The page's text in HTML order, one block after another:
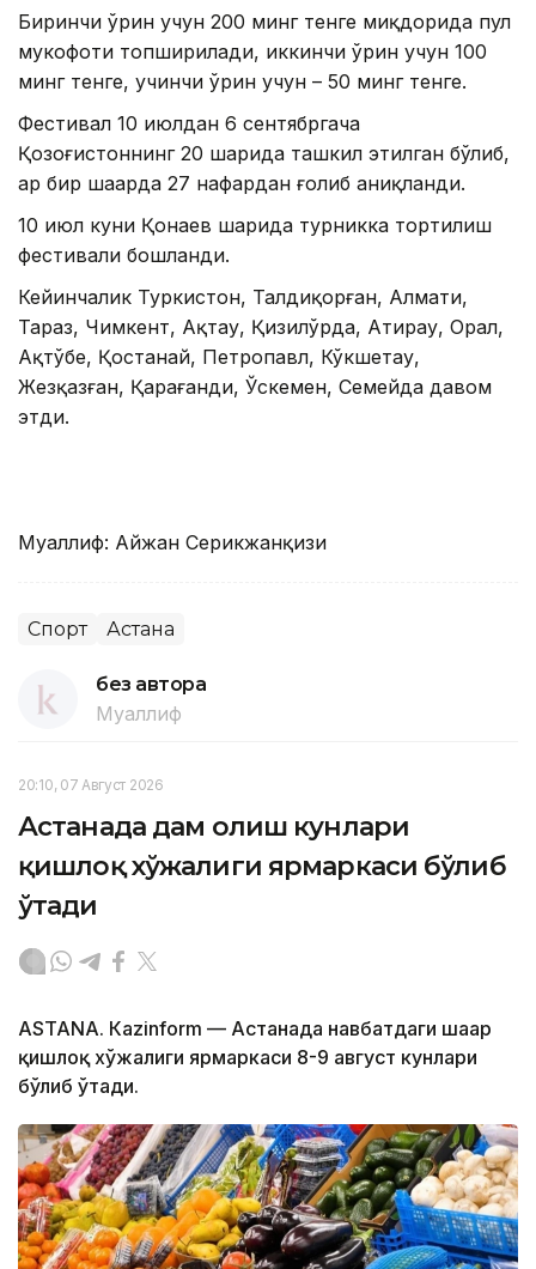
Биринчи ўрин учун 200 минг тенге миқдорида пул
мукофоти топширилади, иккинчи ўрин учун 100
минг тенге, учинчи ўрин учун – 50 минг тенге.
Фестивал 10 июлдан 6 сентябргача
Қозоғистоннинг 20 шаҳрида ташкил этилган бўлиб,
ҳар бир шаҳарда 27 нафардан ғолиб аниқланди.
10 июл куни Қонаев шаҳрида турникка тортилиш
фестивали бошланди.
Кейинчалик Туркистон, Талдиқорған, Алмати,
Тараз, Чимкент, Ақтау, Қизилўрда, Атирау, Орал,
Ақтўбе, Қостанай, Петропавл, Кўкшетау,
Жезқазған, Қарағанди, Ўскемен, Семейда давом
этди.
Муаллиф: Айжан Серикжанқизи
Спорт Астана
без автора
Муаллиф
20:10, 07 Август 2026
Астанада дам олиш кунлари
қишлоқ хўжалиги ярмаркаси бўлиб
ўтади
ASTANА. Кazinform — Астанада навбатдаги шаҳар
қишлоқ хўжалиги ярмаркаси 8-9 август кунлари
бўлиб ўтади.